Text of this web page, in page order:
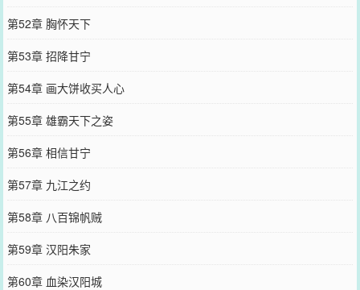
第52章 胸怀天下
第53章 招降甘宁
第54章 画大饼收买人心
第55章 雄霸天下之姿
第56章 相信甘宁
第57章 九江之约
第58章 八百锦帆贼
第59章 汉阳朱家
第60章 血染汉阳城